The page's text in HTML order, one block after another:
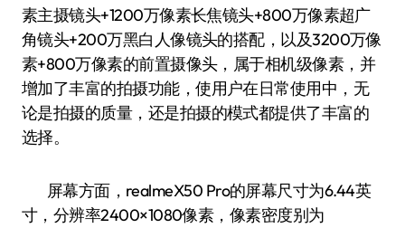
素主摄镜头+1200万像素长焦镜头+800万像素超广
角镜头+200万黑白人像镜头的搭配，以及3200万像
素+800万像素的前置摄像头，属于相机级像素，并
增加了丰富的拍摄功能，使用户在日常使用中，无
论是拍摄的质量，还是拍摄的模式都提供了丰富的
选择。
屏幕方面，realmeX50 Pro的屏幕尺寸为6.44英
寸，分辨率2400×1080像素，像素密度别为